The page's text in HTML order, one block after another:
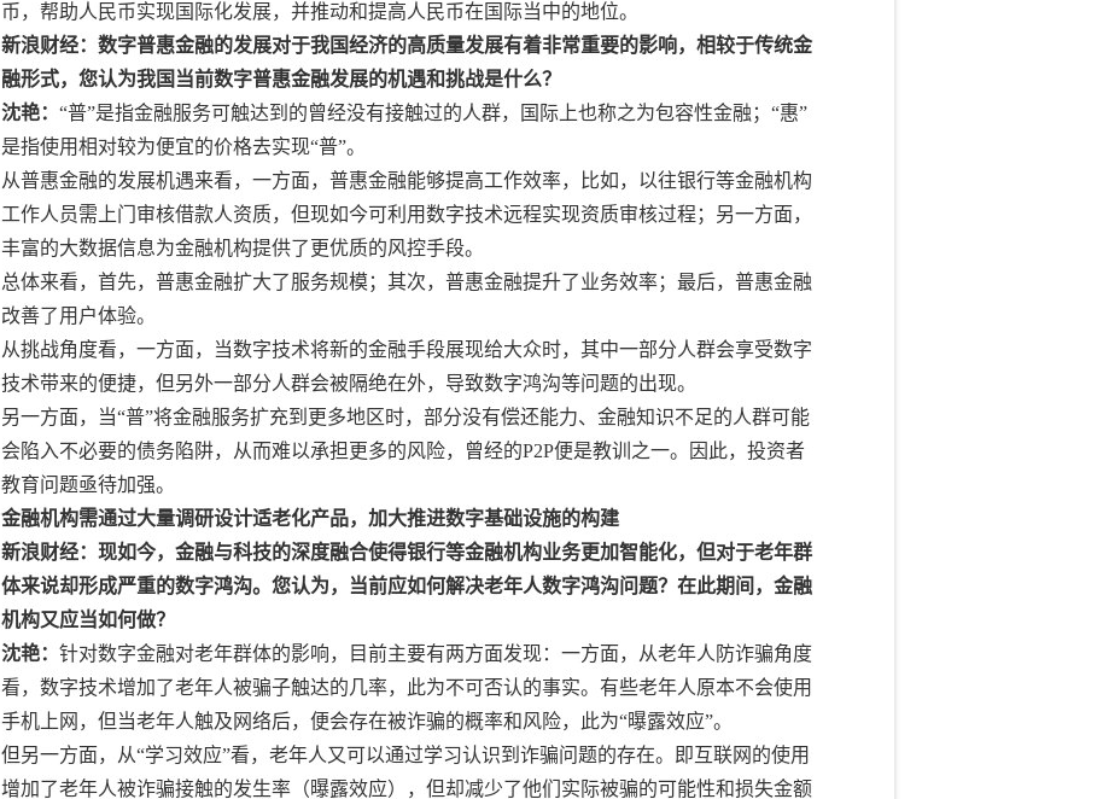
币，帮助人民币实现国际化发展，并推动和提高人民币在国际当中的地位。
新浪财经：数字普惠金融的发展对于我国经济的高质量发展有着非常重要的影响，相较于传统金
融形式，您认为我国当前数字普惠金融发展的机遇和挑战是什么？
沈艳： “普”是指金融服务可触达到的曾经没有接触过的人群，国际上也称之为包容性金融；“惠”
是指使用相对较为便宜的价格去实现“普”。
从普惠金融的发展机遇来看，一方面，普惠金融能够提高工作效率，比如，以往银行等金融机构
工作人员需上门审核借款人资质，但现如今可利用数字技术远程实现资质审核过程；另一方面，
丰富的大数据信息为金融机构提供了更优质的风控手段。
总体来看，首先，普惠金融扩大了服务规模；其次，普惠金融提升了业务效率；最后，普惠金融
改善了用户体验。
从挑战角度看，一方面，当数字技术将新的金融手段展现给大众时，其中一部分人群会享受数字
技术带来的便捷，但另外一部分人群会被隔绝在外，导致数字鸿沟等问题的出现。
另一方面，当“普”将金融服务扩充到更多地区时，部分没有偿还能力、金融知识不足的人群可能
会陷入不必要的债务陷阱，从而难以承担更多的风险，曾经的P2P便是教训之一。因此，投资者
教育问题亟待加强。
金融机构需通过大量调研设计适老化产品，加大推进数字基础设施的构建
新浪财经：现如今，金融与科技的深度融合使得银行等金融机构业务更加智能化，但对于老年群
体来说却形成严重的数字鸿沟。您认为，当前应如何解决老年人数字鸿沟问题？在此期间，金融
机构又应当如何做？
沈艳： 针对数字金融对老年群体的影响，目前主要有两方面发现：一方面，从老年人防诈骗角度
看，数字技术增加了老年人被骗子触达的几率，此为不可否认的事实。有些老年人原本不会使用
手机上网，但当老年人触及网络后，便会存在被诈骗的概率和风险，此为“曝露效应”。
但另一方面，从“学习效应”看，老年人又可以通过学习认识到诈骗问题的存在。即互联网的使用
增加了老年人被诈骗接触的发生率（曝露效应），但却减少了他们实际被骗的可能性和损失金额